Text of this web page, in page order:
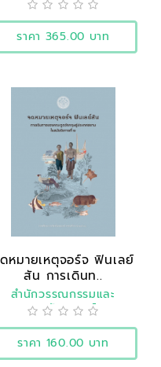
ราคา 365.00 บาท
หมายเหตุจอร์จ ฟินเลย์
สัน การเดินท..
สำนักวรรณกรรมและ
ประวัติศาสตร์
ราคา 160.00 บาท